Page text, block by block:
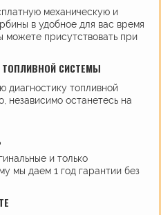
механическую и
в удобное для вас время
можете присутствовать при
СИСТЕМЫ
диагностику топливной
независимо останетесь на
и только
мы даем 1 год гарантии без